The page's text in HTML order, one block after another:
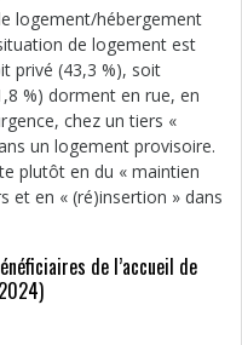
logement/hébergement
de logement est
privé (43,3 %), soit
%) dorment en rue, en
chez un tiers «
un logement provisoire.
plutôt en du « maintien
et en « (ré)insertion » dans
de l’accueil de